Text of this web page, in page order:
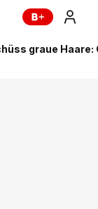
graue Haare: